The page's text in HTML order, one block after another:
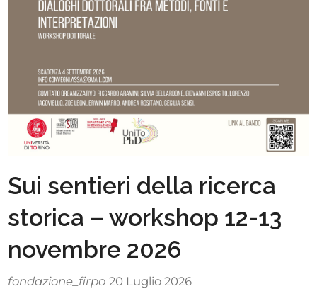
Sui sentieri della ricerca
storica – workshop 12-13
novembre 2026
20 Luglio 2026
fondazione_firpo